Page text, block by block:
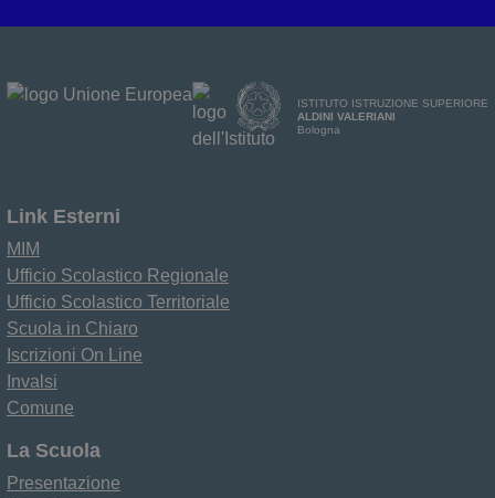
ISTITUTO ISTRUZIONE SUPERIORE
ALDINI VALERIANI
Bologna
Link Esterni
MIM
Ufficio Scolastico Regionale
Ufficio Scolastico Territoriale
Scuola in Chiaro
Iscrizioni On Line
Invalsi
Comune
La Scuola
Presentazione